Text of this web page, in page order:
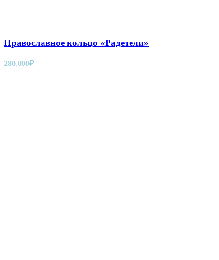
Православное кольцо «Радетели»
280,000₽